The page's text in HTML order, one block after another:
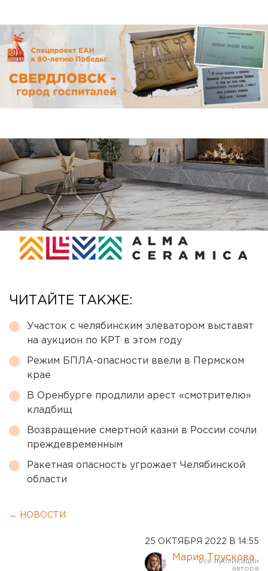
ЧИТАЙТЕ ТАКЖЕ:
Участок с челябинским элеватором выставят
на аукцион по КРТ в этом году
Режим БПЛА-опасности ввели в Пермском
крае
В Оренбурге продлили арест «смотрителю»
кладбищ
Возвращение смертной казни в России сочли
преждевременным
Ракетная опасность угрожает Челябинской
области
← НОВОСТИ
25 ОКТЯБРЯ 2022 В 14:55
Мария Трускова